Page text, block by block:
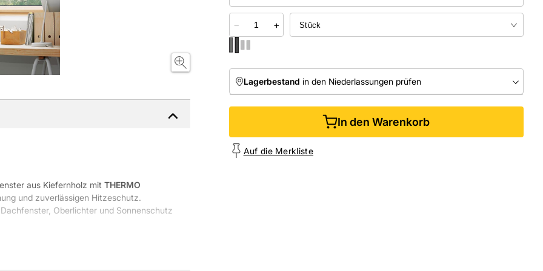
− +
Lagerbestand in den Niederlassungen prüfen
NIEDERLASSUNGEN
In den Warenkorb
Auf die Merkliste
aus Kiefernholz mit THERMO
und zuverlässigen Hitzeschutz.
Oberlichter und Sonnenschutz